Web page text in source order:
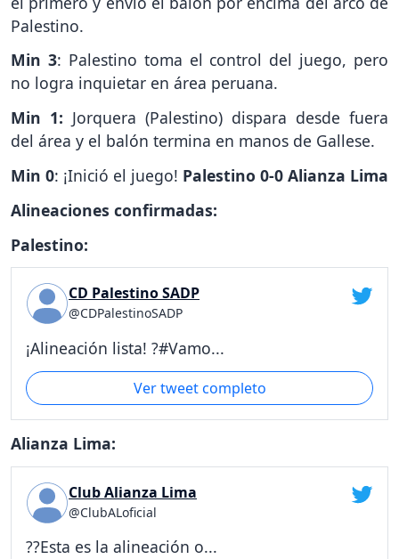
Palestino.
Min 3: Palestino toma el control del juego, pero
no logra inquietar en área peruana.
Min 1: Jorquera (Palestino) dispara desde fuera
del área y el balón termina en manos de Gallese.
Min 0: ¡Inició el juego! Palestino 0-0 Alianza Lima
Alineaciones confirmadas:
Palestino:
CD Palestino SADP
@CDPalestinoSADP
¡Alineación lista! ?#Vamo...
Ver tweet completo
Alianza Lima:
Club Alianza Lima
@ClubALoficial
??Esta es la alineación o...